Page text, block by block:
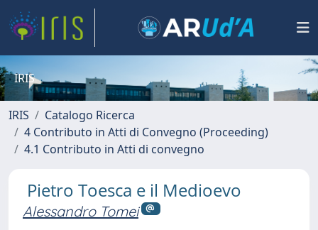
IRIS
IRIS
Catalogo Ricerca
4 Contributo in Atti di Convegno (Proceeding)
4.1 Contributo in Atti di convegno
Pietro Toesca e il Medioevo
Alessandro Tomei